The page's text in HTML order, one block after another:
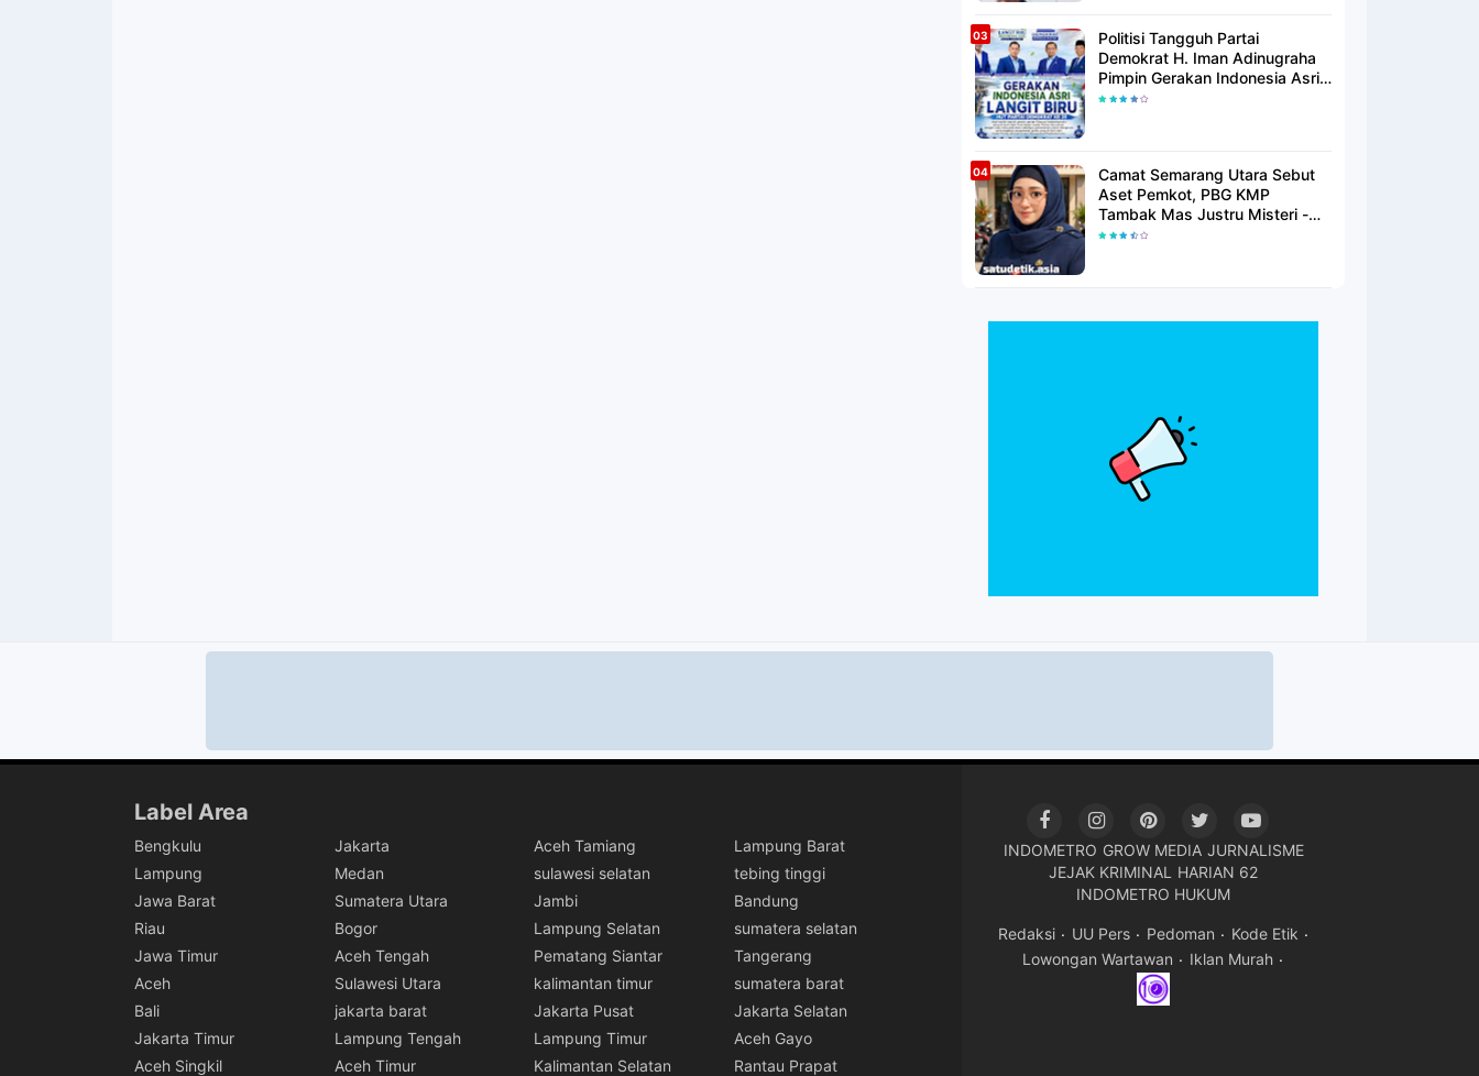
Politisi Tangguh Partai
Demokrat H. Iman Adinugraha
Pimpin Gerakan Indonesia Asri
Langit Biru Di Pantai Citepus
Camat Semarang Utara Sebut
Aset Pemkot, PBG KMP
Tambak Mas Justru Misteri -
Warga Menunggu Kepastian
Label Area
Bengkulu Jakarta Aceh Tamiang
Lampung Barat
Lampung
Medan sulawesi selatan
tebing tinggi
Jawa Barat
Sumatera Utara Jambi
Bandung
Riau
Bogor Lampung Selatan
sumatera selatan
Jawa Timur
Aceh Tengah Pematang Siantar
Tangerang
Aceh
Sulawesi Utara kalimantan timur
sumatera barat
Bali
jakarta barat Jakarta Pusat
Jakarta Selatan
Jakarta Timur
Lampung Tengah Lampung Timur
Aceh Gayo
Aceh Singkil
Aceh Timur Kalimantan Selatan Rantau Prapat
INDOMETRO GROW MEDIA JURNALISME
JEJAK KRIMINAL
HARIAN 62
INDOMETRO HUKUM
Redaksi UU Pers Pedoman
Kode Etik
Lowongan Wartawan
Iklan Murah